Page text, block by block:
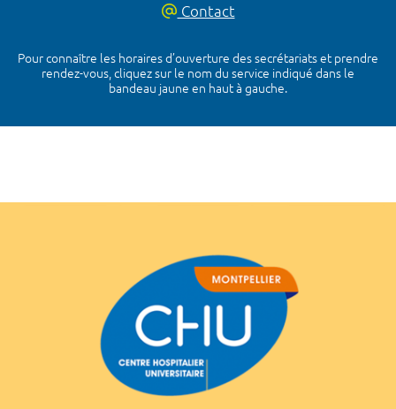
Contact
Pour connaître les horaires d’ouverture des secrétariats et prendre
rendez-vous, cliquez sur le nom du service indiqué dans le
bandeau jaune en haut à gauche.